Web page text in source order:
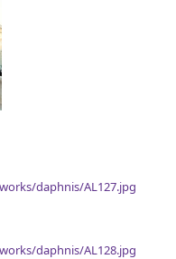
daphnis/AL127.jpg
daphnis/AL128.jpg